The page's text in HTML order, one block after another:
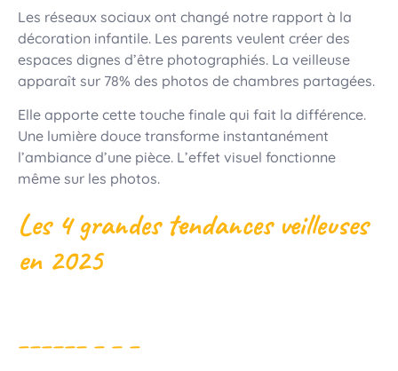
Les réseaux sociaux ont changé notre rapport à la
décoration infantile. Les parents veulent créer des
espaces dignes d’être photographiés. La veilleuse
apparaît sur 78% des photos de chambres partagées.
Elle apporte cette touche finale qui fait la différence.
Une lumière douce transforme instantanément
l’ambiance d’une pièce. L’effet visuel fonctionne
même sur les photos.
Les 4 grandes tendances veilleuses
en 2025